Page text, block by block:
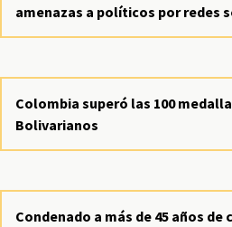
amenazas a políticos por redes
Colombia superó las 100
Bolivarianos
Condenado a más de 45 años